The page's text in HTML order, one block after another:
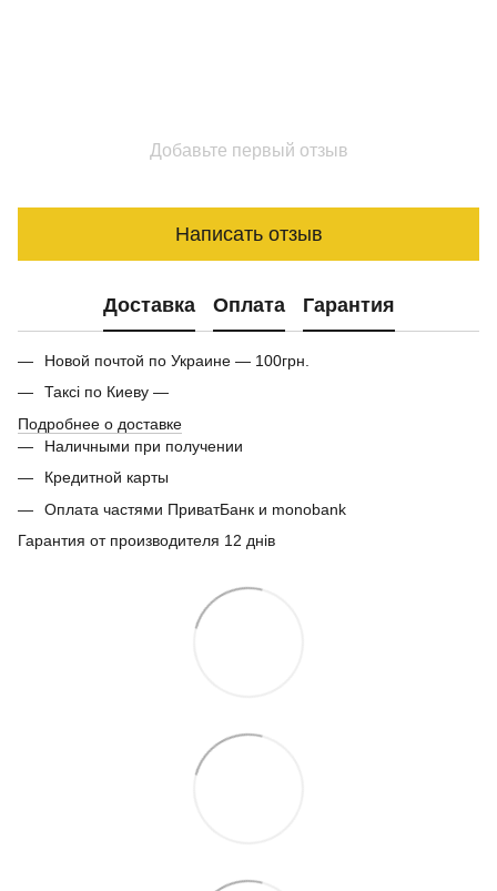
Добавьте первый отзыв
Написать отзыв
Доставка Оплата Гарантия
Новой почтой по Украине — 100грн.
Таксі по Киеву —
Подробнее о доставке
Наличными при получении
Кредитной карты
Оплата частями ПриватБанк и monobank
Гарантия от производителя 12 днів